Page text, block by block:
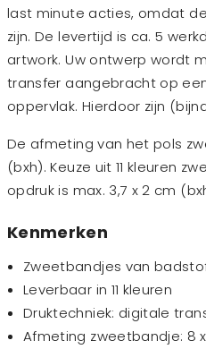
last minute acties, omdat
zijn. De levertijd is ca. 5
artwork. Uw ontwerp wordt
transfer aangebracht op
oppervlak. Hierdoor zijn
De afmeting van het pols
(bxh). Keuze uit 11 kleuren
opdruk is max. 3,7 x 2 cm
Kenmerken
Zweetbandjes van
Leverbaar in 11 kleuren
Druktechniek: digitale
Afmeting zweetbandje: 8